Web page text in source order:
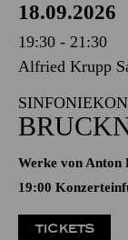
18.09.2026
19:30 - 21:30
Alfried Krupp
Werke von Anton
19:00
TICKETS